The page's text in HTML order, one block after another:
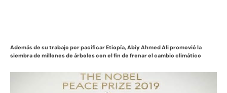
Además de su trabajo por pacificar Etiopía, Abiy Ahmed Ali promovió la
siembra de millones de árboles con el fin de frenar el cambio climático